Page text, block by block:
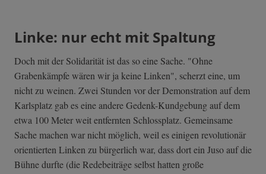
Linke: nur echt mit Spaltung
Doch mit der Solidarität ist das so eine Sache. "Ohne
Grabenkämpfe wären wir ja keine Linken", scherzt eine, um
nicht zu weinen. Zwei Stunden vor der Demonstration auf dem
Karlsplatz gab es eine andere Gedenk-Kundgebung auf dem
etwa 100 Meter weit entfernten Schlossplatz. Gemeinsame
Sache machen war nicht möglich, weil es einigen revolutionär
orientierten Linken zu bürgerlich war, dass dort ein Juso auf die
Bühne durfte (die Redebeiträge selbst hatten große